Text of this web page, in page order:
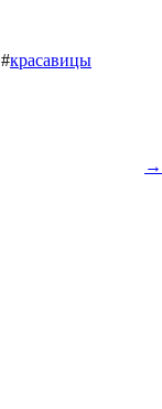
#красавицы
→